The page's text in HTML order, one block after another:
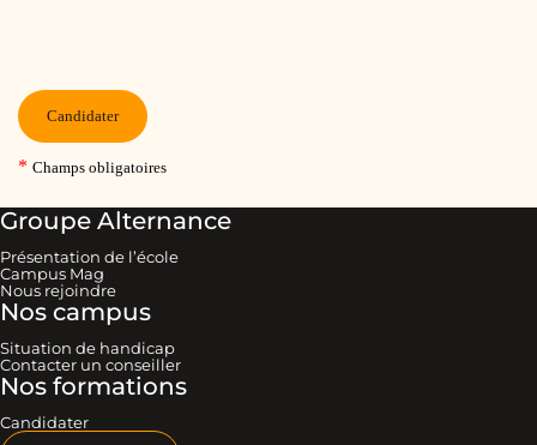
Groupe Alternance
Présentation de l’école
Campus Mag
Nous rejoindre
Nos campus
Situation de handicap
Contacter un conseiller
Nos formations
Candidater